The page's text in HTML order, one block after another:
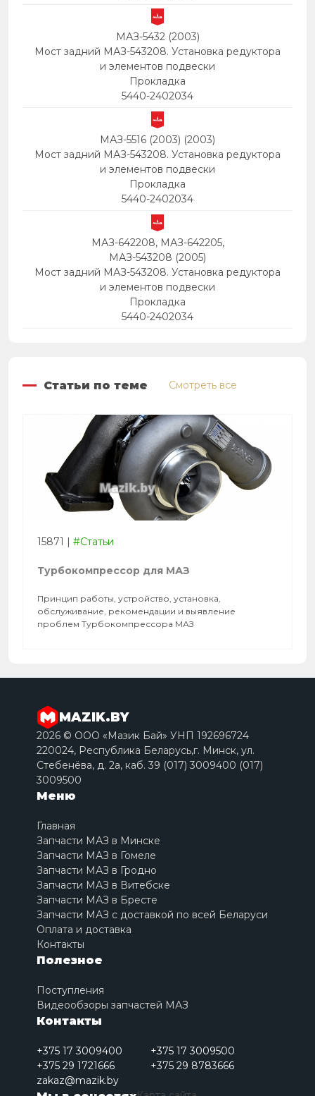
МАЗ-5432 (2003)
Мост задний МАЗ-543208. Установка редуктора
и элементов подвески
Прокладка
5440-2402034
МАЗ-5516 (2003) (2003)
Мост задний МАЗ-543208. Установка редуктора
и элементов подвески
Прокладка
5440-2402034
МАЗ-642208, МАЗ-642205,
МАЗ-543208 (2005)
Мост задний МАЗ-543208. Установка редуктора
и элементов подвески
Прокладка
5440-2402034
Статьи по теме Смотреть все
15871 | #Статьи
Турбокомпрессор для МАЗ
Принцип работы, устройство, установка,
обслуживание, рекомендации и выявление
проблем Турбокомпрессора МАЗ
MAZIK.BY
2026 © ООО «Мазик Бай» УНП 192696724
220024, Республика Беларусь,г. Минск, ул.
Стебенёва, д. 2a, каб. 39 (017) 3009400 (017)
3009500
Меню
Главная
Запчасти МАЗ в Минске
Запчасти МАЗ в Гомеле
Запчасти МАЗ в Гродно
Запчасти МАЗ в Витебске
Запчасти МАЗ в Бресте
Запчасти МАЗ с доставкой по всей Беларуси
Оплата и доставка
Контакты
Полезное
Поступления
Видеообзоры запчастей МАЗ
Контакты
+375 17 3009400
+375 17 3009500
+375 29 1721666
+375 29 8783666
zakaz@mazik.by